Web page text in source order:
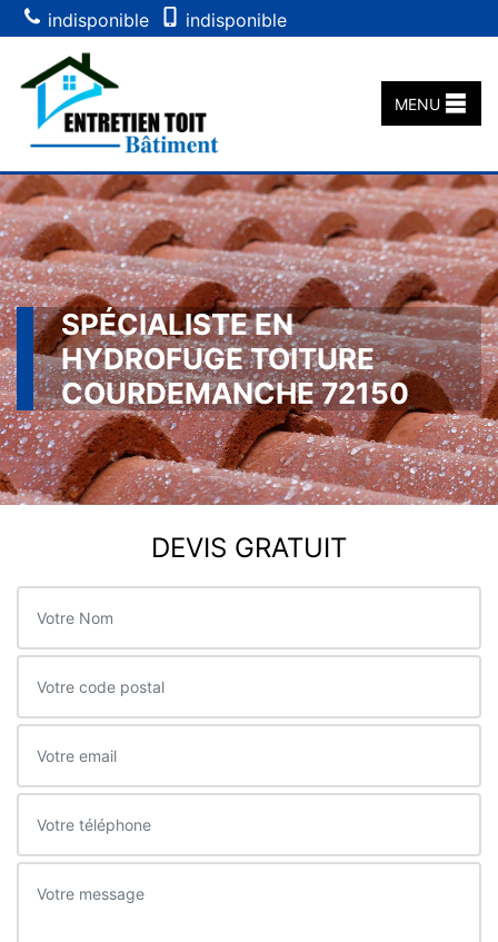
indisponible indisponible
MENU
SPÉCIALISTE EN
HYDROFUGE TOITURE
COURDEMANCHE 72150
DEVIS GRATUIT